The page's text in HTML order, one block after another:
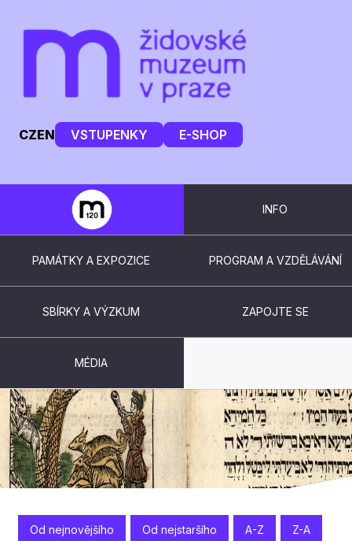
CZEN VSTUPENKY E-SHOP
INFO
PAMÁTKY A EXPOZICE PROGRAM A VZDĚLÁVÁNÍ
SBÍRKY A VÝZKUM ZAPOJTE SE
MÉDIA
PUBLIKACE
Od nejnovějšího Od nejstaršího A-Z Z-A